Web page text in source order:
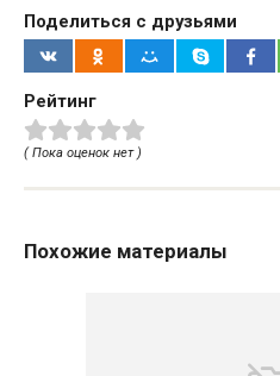
Поделиться с друзьями
Рейтинг
( Пока оценок нет )
Похожие материалы